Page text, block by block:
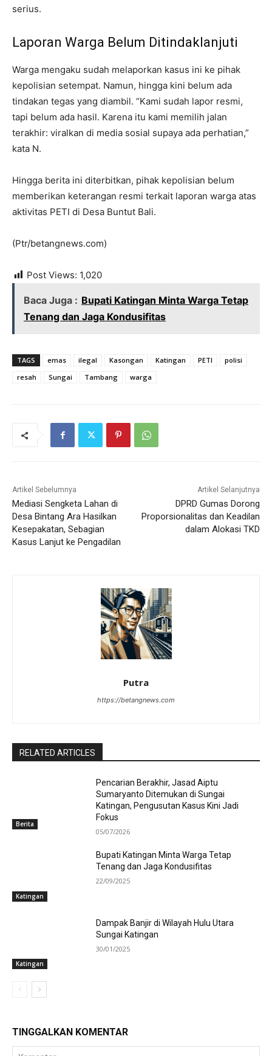
serius.
Laporan Warga Belum Ditindaklanjuti
Warga mengaku sudah melaporkan kasus ini ke pihak
kepolisian setempat. Namun, hingga kini belum ada
tindakan tegas yang diambil. “Kami sudah lapor resmi,
tapi belum ada hasil. Karena itu kami memilih jalan
terakhir: viralkan di media sosial supaya ada perhatian,”
kata N.
Hingga berita ini diterbitkan, pihak kepolisian belum
memberikan keterangan resmi terkait laporan warga atas
aktivitas PETI di Desa Buntut Bali.
(Ptr/betangnews.com)
Post Views: 1,020
Baca Juga : Bupati Katingan Minta Warga Tetap
Tenang dan Jaga Kondusifitas
TAGS emas ilegal Kasongan Katingan PETI
polisi
resah
Sungai Tambang warga
Artikel Sebelumnya
Mediasi Sengketa Lahan di
Desa Bintang Ara Hasilkan
Kesepakatan, Sebagian
Kasus Lanjut ke Pengadilan
Artikel Selanjutnya
DPRD Gumas Dorong
Proporsionalitas dan Keadilan
dalam Alokasi TKD
Putra
https://betangnews.com
RELATED ARTICLES
Berita
Pencarian Berakhir, Jasad Aiptu
Sumaryanto Ditemukan di Sungai
Katingan, Pengusutan Kasus Kini Jadi
Fokus
05/07/2026
Katingan
Bupati Katingan Minta Warga Tetap
Tenang dan Jaga Kondusifitas
22/09/2025
Katingan
Dampak Banjir di Wilayah Hulu Utara
Sungai Katingan
30/01/2025
TINGGALKAN KOMENTAR